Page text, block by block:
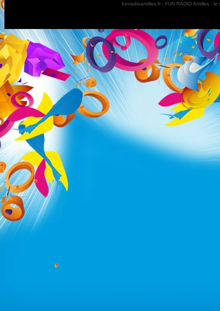
funradioantilles.fr - FUN RADIO Antilles -